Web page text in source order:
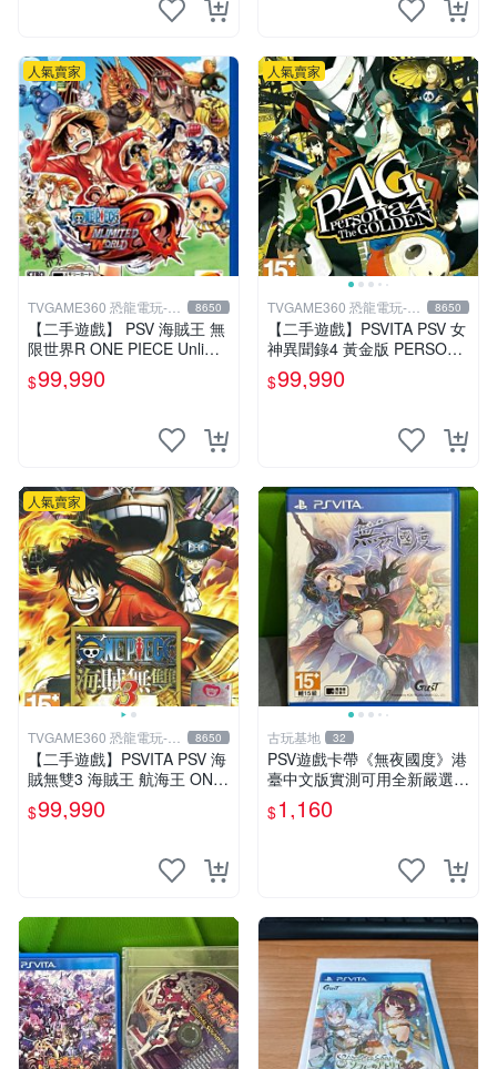
人氣賣家
TVGAME360 恐龍電玩-台
中店
8650
【二手遊戲】 PSV 海賊王 無
限世界R ONE PIECE Unlimit
ed World 中文版【台中恐龍
電玩】
$99,990
人氣賣家
TVGAME360 恐龍電玩-台
中店
8650
【二手遊戲】PSVITA PSV 女
神異聞錄4 黃金版 PERSONA
4 The GOLDEN 中文版【台
中恐龍電玩】
$99,990
人氣賣家
TVGAME360 恐龍電玩-台
中店
8650
【二手遊戲】PSVITA PSV 海
賊無雙3 海賊王 航海王 ONE
PIECE 3 III 中文版 【台中恐
龍電玩】
$99,990
古玩基地 32
PSV遊戲卡帶《無夜國度》港
臺中文版實測可用全新嚴選成
色如圖可放心購買 無夜國度
PSV 港臺中文 游戲卡帶
$1,160